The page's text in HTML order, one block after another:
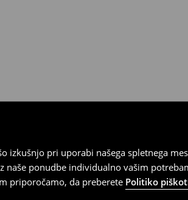
pri uporabi našega spletnega
ponudbe individualno vašim
priporočamo, da preberete Politiko